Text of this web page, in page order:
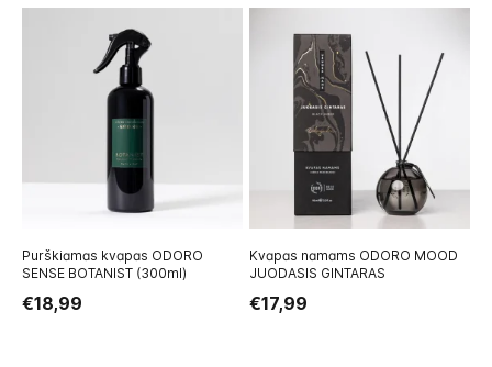
Purškiamas kvapas ODORO
SENSE BOTANIST (300ml)
€18,99
Kvapas namams ODORO MOOD
JUODASIS GINTARAS
€17,99